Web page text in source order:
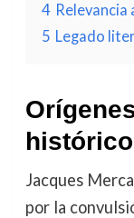
4 Relevancia
5 Legado
histórico
Jacques
por la